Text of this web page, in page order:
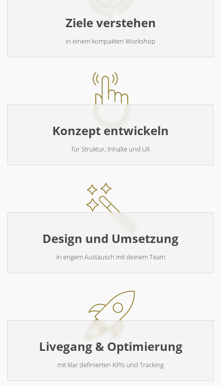
Ziele verstehen
in einem kompakten Workshop
Konzept entwickeln
für Struktur, Inhalte und UX
Design und Umsetzung
in engem Austausch mit deinem Team
Livegang & Optimierung
mit klar definierten KPIs und Tracking